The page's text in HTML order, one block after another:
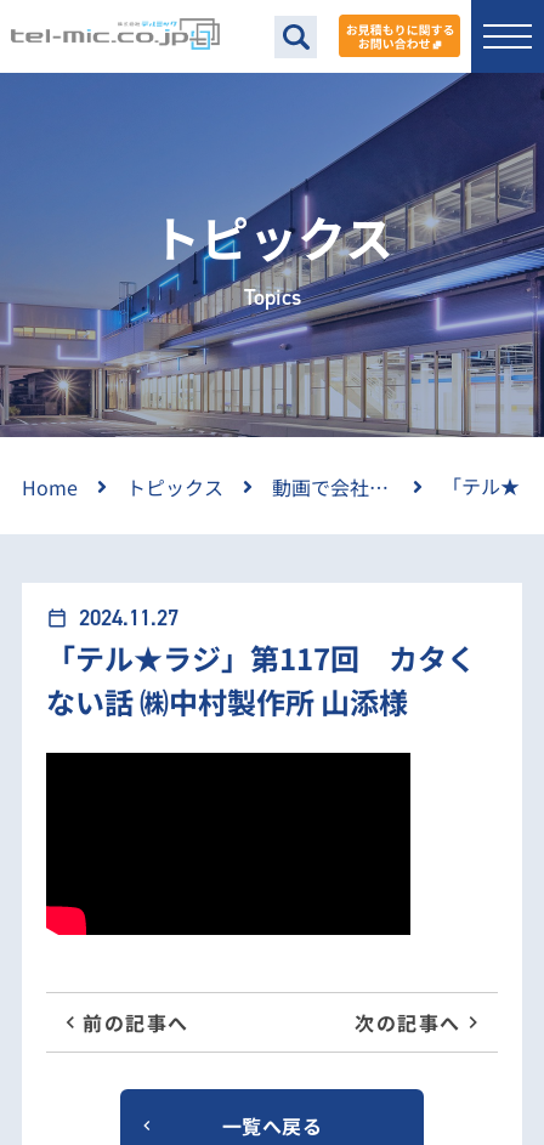
トピックス
Topics
Home トピックス 動画で会社紹介 「テル★
ラジ」第117回 カタくない話 ㈱中村製作所 山添様
calendar_today 2024.11.27
「テル★ラジ」第117回 カタく
ない話 ㈱中村製作所 山添様
前の記事へ 次の記事へ
一覧へ戻る